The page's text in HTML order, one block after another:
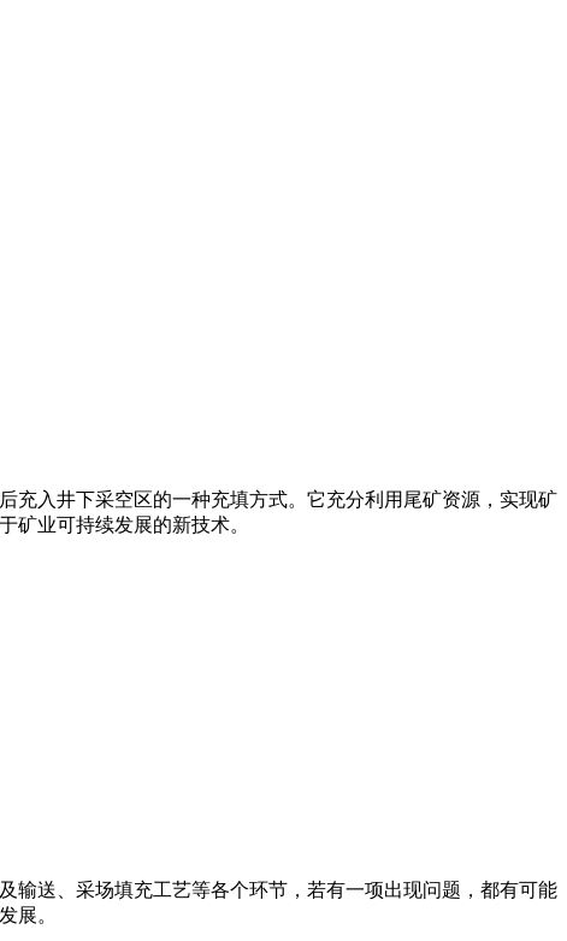
充入井下采空区的一种充填方式。它充分利用尾矿资源，实现矿
矿业可持续发展的新技术。
输送、采场填充工艺等各个环节，若有一项出现问题，都有可能
展。